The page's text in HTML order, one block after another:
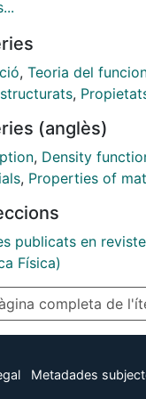
active with
with the
Oxygen atoms are
into a
suggest that the
microscopy
oxygen
, Teoria del
,
(anglès)
, Density
, Properties of
publicats en
Física)
completa de
Metadades